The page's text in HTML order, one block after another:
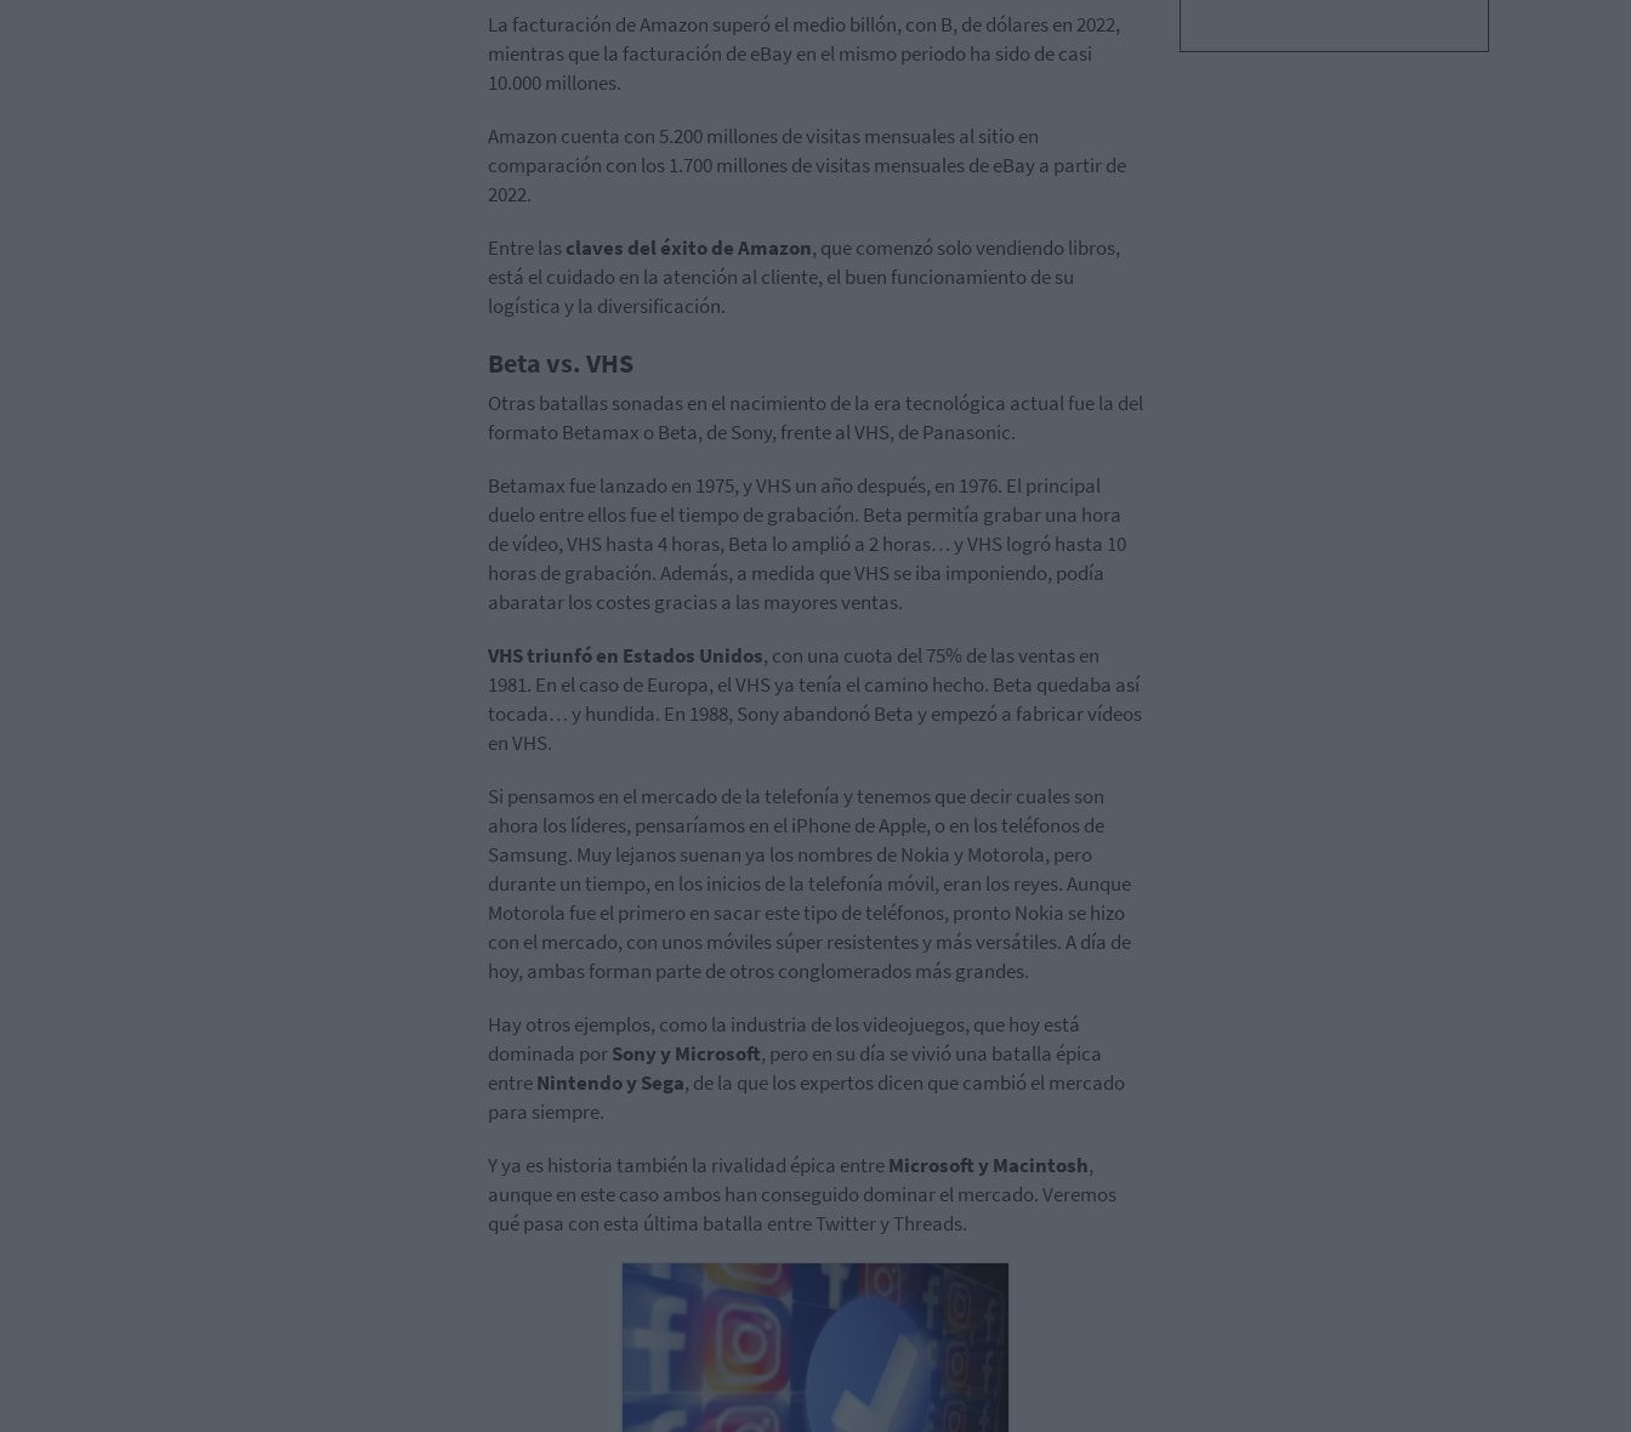
La facturación de Amazon superó el medio billón, con B, de dólares en 2022,
mientras que la facturación de eBay en el mismo periodo ha sido de casi
10.000 millones.
Amazon cuenta con 5.200 millones de visitas mensuales al sitio en
comparación con los 1.700 millones de visitas mensuales de eBay a partir de
2022.
Entre lasclaves del éxito de Amazon, que comenzó solo vendiendo libros,
está el cuidado en la atención al cliente, el buen funcionamiento de su
logística y la diversificación.
Beta vs. VHS
Otras batallas sonadas en el nacimiento de la era tecnológica actual fue la del
formato Betamax o Beta, de Sony, frente al VHS, de Panasonic.
Betamax fue lanzado en 1975, y VHS un año después, en 1976. El principal
duelo entre ellos fue el tiempo de grabación. Beta permitía grabar una hora
de vídeo, VHS hasta 4 horas, Beta lo amplió a 2 horas… y VHS logró hasta 10
horas de grabación. Además, a medida que VHS se iba imponiendo, podía
abaratar los costes gracias a las mayores ventas.
VHS triunfó en Estados Unidos, con una cuota del 75% de las ventas en
1981. En el caso de Europa, el VHS ya tenía el camino hecho. Beta quedaba así
tocada… y hundida. En 1988, Sony abandonó Beta y empezó a fabricar vídeos
en VHS.
Si pensamos en el mercado de la telefonía y tenemos que decir cuales son
ahora los líderes, pensaríamos en el iPhone de Apple, o en los teléfonos de
Samsung. Muy lejanos suenan ya los nombres de Nokia y Motorola, pero
durante un tiempo, en los inicios de la telefonía móvil, eran los reyes. Aunque
Motorola fue el primero en sacar este tipo de teléfonos, pronto Nokia se hizo
con el mercado, con unos móviles súper resistentes y más versátiles. A día de
hoy, ambas forman parte de otros conglomerados más grandes.
Hay otros ejemplos, como la industria de los videojuegos, que hoy está
dominada porSony y Microsoft, pero en su día se vivió una batalla épica
entreNintendo y Sega, de la que los expertos dicen que cambió el mercado
para siempre.
Y ya es historia también la rivalidad épica entreMicrosoft y Macintosh,
aunque en este caso ambos han conseguido dominar el mercado. Veremos
qué pasa con esta última batalla entre Twitter y Threads.